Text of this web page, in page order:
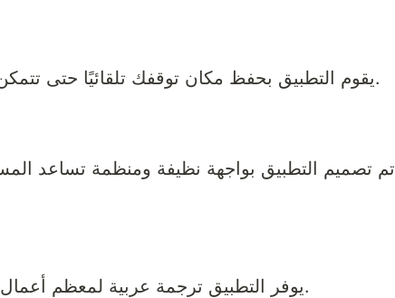
يقوم التطبيق بحفظ مكان توقفك تلقائيًا حتى تتمكن من متابعة المشاهدة بسهولة.
تم تصميم التطبيق بواجهة نظيفة ومنظمة تساعد
يوفر التطبيق ترجمة عربية لمعظم أعمال الأنمي لتجربة مشاهدة أفضل.